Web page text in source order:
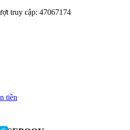
truy cập: 47067174
tiền